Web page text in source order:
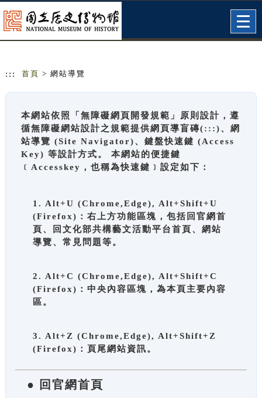
::: 首頁 > 網站導覽
本網站依照「無障礙網頁開發規範」原則設計，遵
循無障礙網站設計之規範提供網頁導盲磚(:::)、網
站導覽 (Site Navigator)、鍵盤快速鍵 (Access
Key) 等設計方式。 本網站的便捷鍵
﹝Accesskey，也稱為快速鍵﹞設定如下：
1. Alt+U (Chrome,Edge), Alt+Shift+U
(Firefox)：右上方功能區塊，包括回官網首
頁、回文化部共構藝文活動平台首頁、網站
導覽、常見問題等。
2. Alt+C (Chrome,Edge), Alt+Shift+C
(Firefox)：中央內容區塊，為本頁主要內容
區。
3. Alt+Z (Chrome,Edge), Alt+Shift+Z
(Firefox)：頁尾網站資訊。
● 回官網首頁